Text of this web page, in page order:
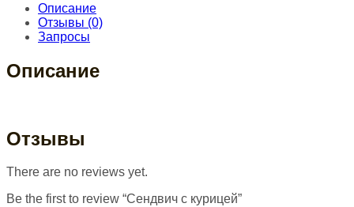
Описание
Отзывы (0)
Запросы
Описание
Отзывы
There are no reviews yet.
Be the first to review “Сендвич с курицей”